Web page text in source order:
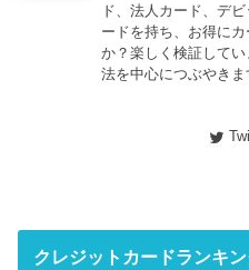
ド、法人カード、デ
ードを持ち、お得に
か？楽しく検証して
法を中心につぶやきま
クレジットカードランキ